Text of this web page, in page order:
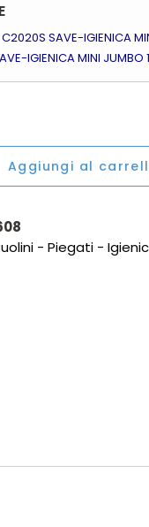
SAVE-IGIENICA
IGIENICA MINI JUMBO
jumbo 160mt
Aggiungi al
- Piegati -